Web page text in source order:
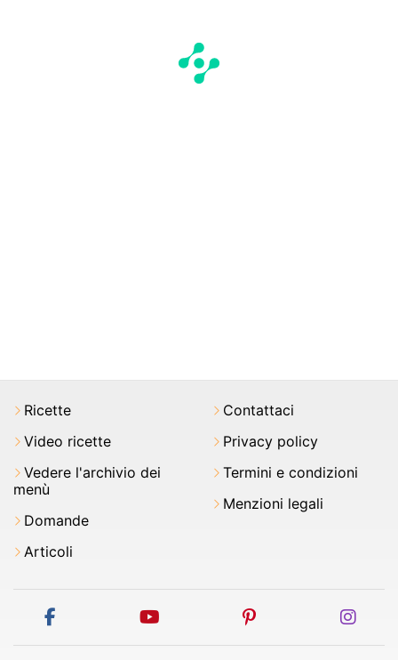
Ricette
Video ricette
Vedere l'archivio dei
menù
Domande
Articoli
Contattaci
Privacy policy
Termini e condizioni
Menzioni legali
facebook youtube pinterest